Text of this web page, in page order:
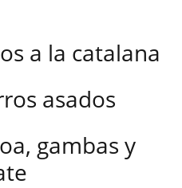
a la catalana
asados
gambas y